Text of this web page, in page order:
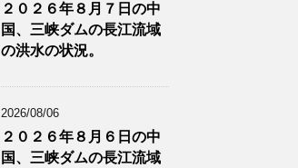
２０２６年８月７日の中
国、三峡ダムの長江流域
の洪水の状況。
2026/08/06
２０２６年８月６日の中
国、三峡ダムの長江流域